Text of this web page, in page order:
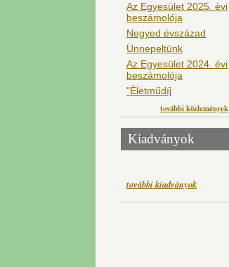
Az Egyesület 2025. évi
beszámolója
Negyed évszázad
Ünnepeltünk
Az Egyesület 2024. évi
beszámolója
"Életműdíj
további közlemények
Kiadványok
további kiadványok